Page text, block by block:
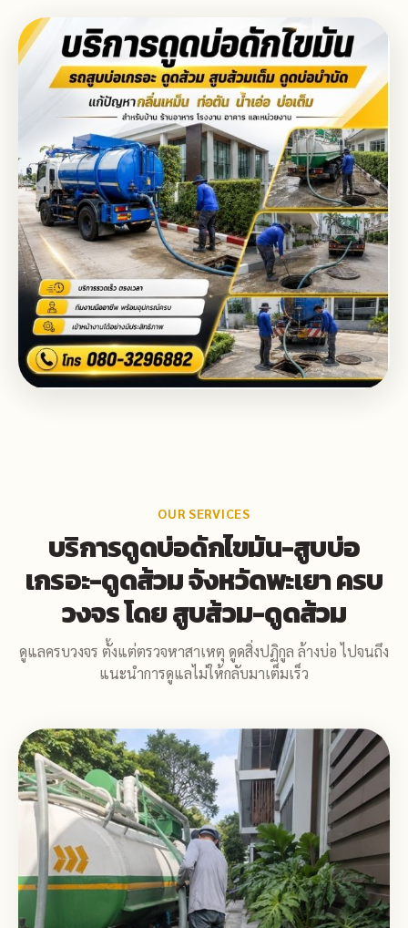
OUR SERVICES
บริการดูดบ่อดักไขมัน-สูบบ่อ
เกรอะ-ดูดส้วม จังหวัดพะเยา ครบ
วงจร โดย สูบส้วม-ดูดส้วม
ดูแลครบวงจร ตั้งแต่ตรวจหาสาเหตุ ดูดสิ่งปฏิกูล ล้างบ่อ ไปจนถึง
แนะนำการดูแลไม่ให้กลับมาเต็มเร็ว